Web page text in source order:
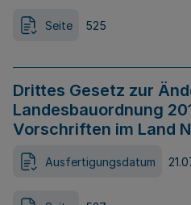
Seite 525
Drittes Gesetz zur
Landesbauordnung
Vorschriften im Land
Ausfertigungsdatum